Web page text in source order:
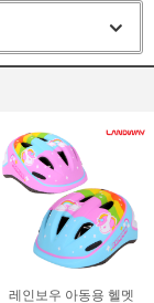
레인보우 아동용 헬멧